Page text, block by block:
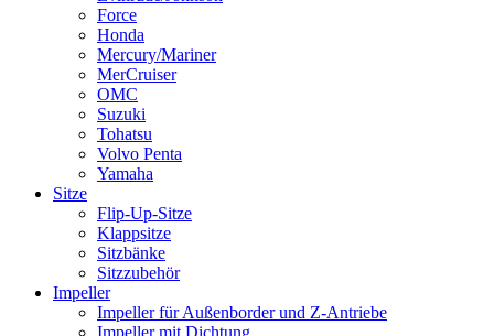
Force
Honda
Mercury/Mariner
MerCruiser
OMC
Suzuki
Tohatsu
Volvo Penta
Yamaha
Sitze
Flip-Up-Sitze
Klappsitze
Sitzbänke
Sitzzubehör
Impeller
Impeller für Außenborder und Z-Antriebe